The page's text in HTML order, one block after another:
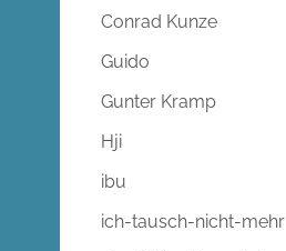
Conrad Kunze
Guido
Gunter Kramp
Hji
ibu
ich-tausch-nicht-mehr